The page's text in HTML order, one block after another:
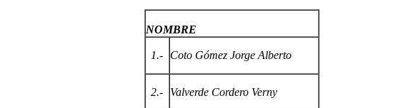
NOMBRE
1.- Coto Gómez Jorge Alberto
2.- Valverde Cordero Verny